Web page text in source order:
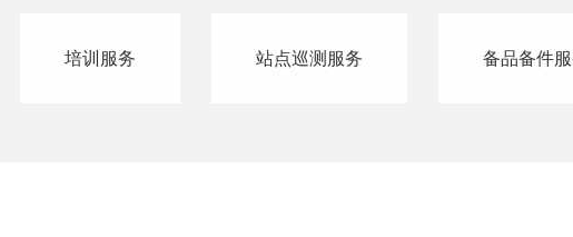
培训服务 站点巡测服务 备品备件